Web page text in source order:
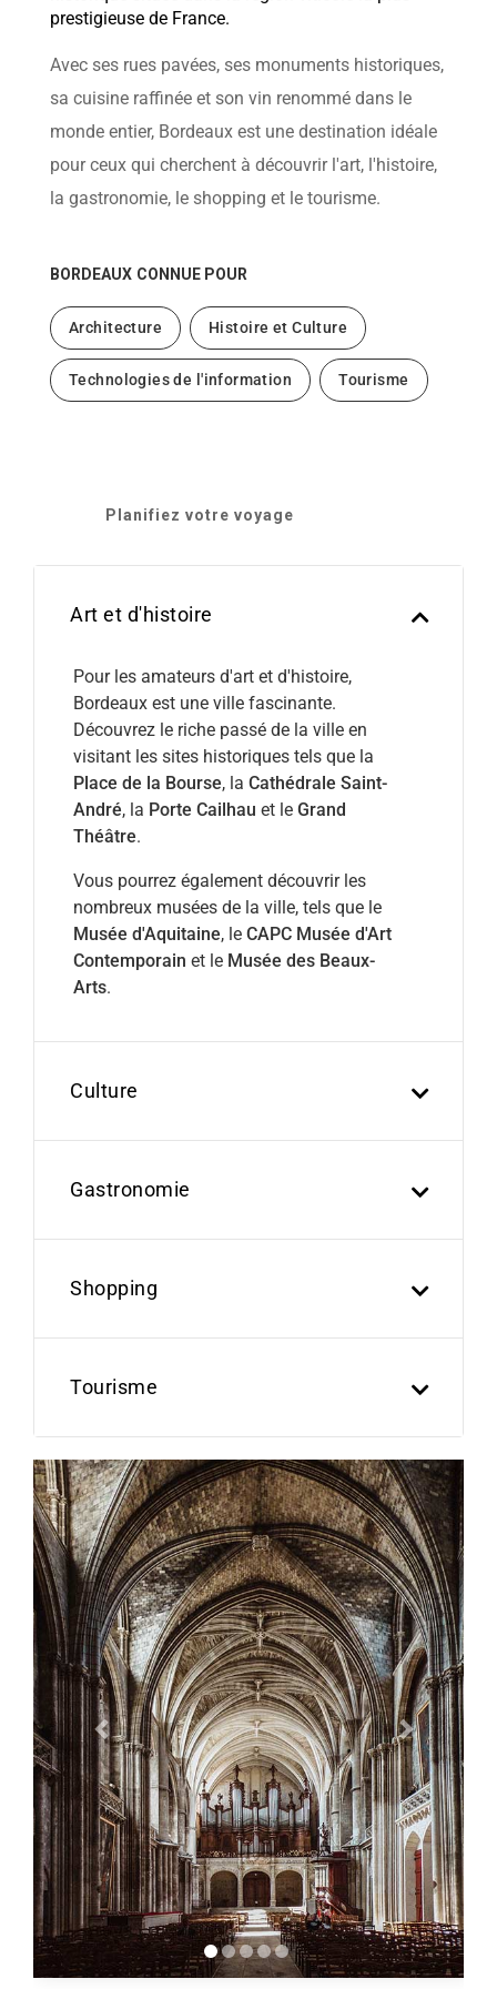
interact
content.
prestigieuse de France.
Avec ses rues pavées, ses monuments historiques,
sa cuisine raffinée et son vin renommé dans le
monde entier, Bordeaux est une destination idéale
pour ceux qui cherchent à découvrir l'art, l'histoire,
la gastronomie, le shopping et le tourisme.
BORDEAUX CONNUE POUR
Architecture Histoire et Culture
Technologies de l'information Tourisme
Planifiez votre voyage
Art et d'histoire
Pour les amateurs d'art et d'histoire,
Bordeaux est une ville fascinante.
Découvrez le riche passé de la ville en
visitant les sites historiques tels que la
Place de la Bourse, la Cathédrale Saint-
André, la Porte Cailhau et le Grand
Théâtre.
Vous pourrez également découvrir les
nombreux musées de la ville, tels que le
Musée d'Aquitaine, le CAPC Musée d'Art
Contemporain et le Musée des Beaux-
Arts.
Culture
Gastronomie
Shopping
Tourisme
Previous Next